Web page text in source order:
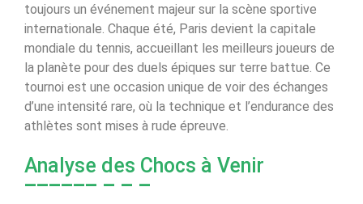
toujours un événement majeur sur la scène sportive
internationale. Chaque été, Paris devient la capitale
mondiale du tennis, accueillant les meilleurs joueurs de
la planète pour des duels épiques sur terre battue. Ce
tournoi est une occasion unique de voir des échanges
d’une intensité rare, où la technique et l’endurance des
athlètes sont mises à rude épreuve.
Analyse des Chocs à Venir